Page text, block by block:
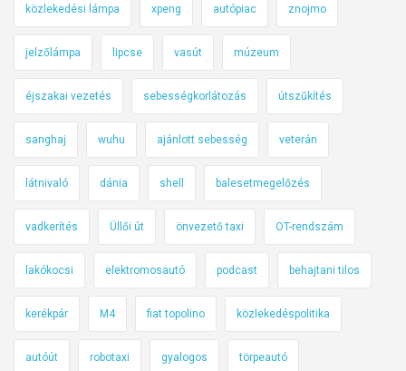
közlekedési lámpa xpeng autópiac znojmo
jelzőlámpa lipcse vasút múzeum
éjszakai vezetés sebességkorlátozás útszűkítés
sanghaj wuhu ajánlott sebesség veterán
látnivaló dánia shell balesetmegelőzés
vadkerítés Üllői út önvezető taxi OT-rendszám
lakókocsi elektromosautó podcast behajtani tilos
kerékpár M4 fiat topolino közlekedéspolitika
autóút robotaxi gyalogos törpeautó